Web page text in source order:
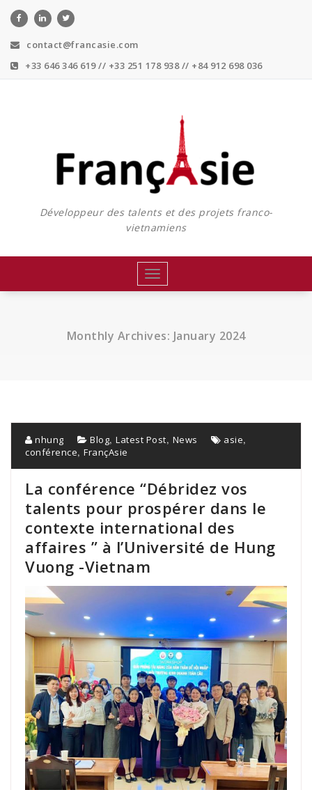
Skip
contact@francasie.com
+33 646 346 619 // +33 251 178 938 // +84 912 698 036
Développeur des talents et des projets franco-
vietnamiens
Toggle
navigation
Monthly Archives: January 2024
nhung Blog, Latest Post, News asie,
conférence, FrançAsie
La conférence “Débridez vos
talents pour prospérer dans le
contexte international des
affaires ” à l’Université de Hung
Vuong -Vietnam